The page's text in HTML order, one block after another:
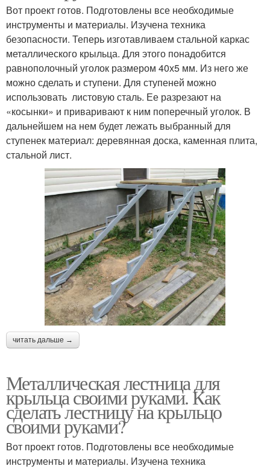
Вот проект готов. Подготовлены все необходимые
инструменты и материалы. Изучена техника
безопасности. Теперь изготавливаем стальной каркас
металлического крыльца. Для этого понадобится
равнополочный уголок размером 40х5 мм. Из него же
можно сделать и ступени. Для ступеней можно
использовать листовую сталь. Ее разрезают на
«косынки» и приваривают к ним поперечный уголок. В
дальнейшем на нем будет лежать выбранный для
ступенек материал: деревянная доска, каменная плита,
стальной лист.
читать дальше →
Металлическая лестница для
крыльца своими руками. Как
сделать лестницу на крыльцо
своими руками?
Вот проект готов. Подготовлены все необходимые
инструменты и материалы. Изучена техника